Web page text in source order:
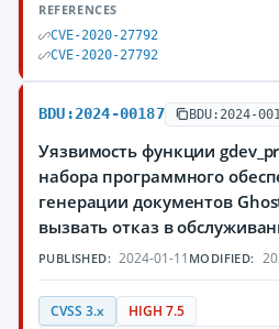
REFERENCES
CVE-2020-27792
CVE-2020-27792
BDU:2024-00187 BDU:2024-
Уязвимость функции
набора программного
генерации документов
вызвать отказ в
PUBLISHED: 2024-01-11 MODIFIED:
CVSS 3.x HIGH 7.5